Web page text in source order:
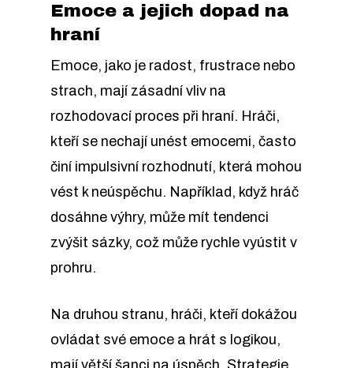
Emoce a jejich dopad na
hraní
Emoce, jako je radost, frustrace nebo
strach, mají zásadní vliv na
rozhodovací proces při hraní. Hráči,
kteří se nechají unést emocemi, často
činí impulsivní rozhodnutí, která mohou
vést k neúspěchu. Například, když hráč
dosáhne výhry, může mít tendenci
zvýšit sázky, což může rychle vyústit v
prohru.
Na druhou stranu, hráči, kteří dokážou
ovládat své emoce a hrát s logikou,
mají větší šanci na úspěch. Strategie,